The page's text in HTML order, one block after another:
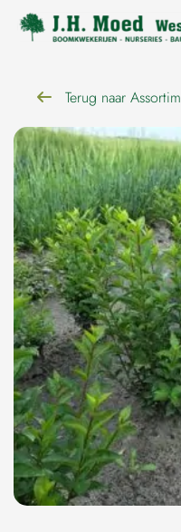
overslaan
Terug naar